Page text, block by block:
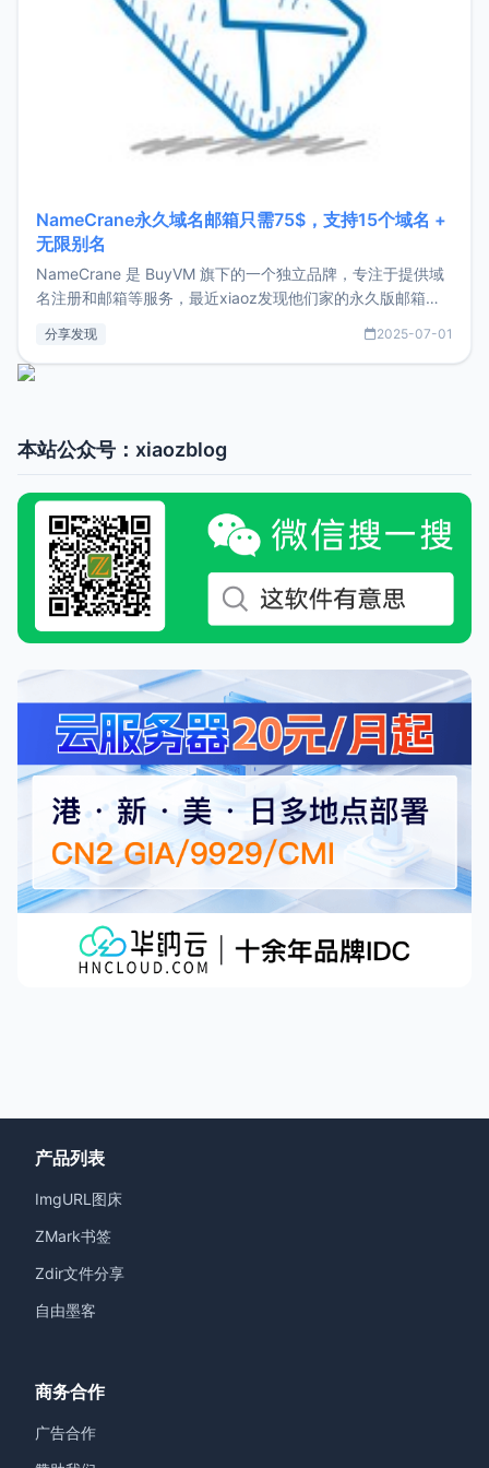
NameCrane永久域名邮箱只需75$，支持15个域名 +
无限别名
NameCrane 是 BuyVM 旗下的一个独立品牌，专注于提供域
名注册和邮箱等服务，最近xiaoz发现他们家的永久版邮箱服
又实惠的域名邮箱，不妨尝试一下 NameCrane。注册
分享发现 2025-07-01
本站公众号：xiaozblog
产品列表
ImgURL图床
ZMark书签
Zdir文件分享
自由墨客
商务合作
广告合作